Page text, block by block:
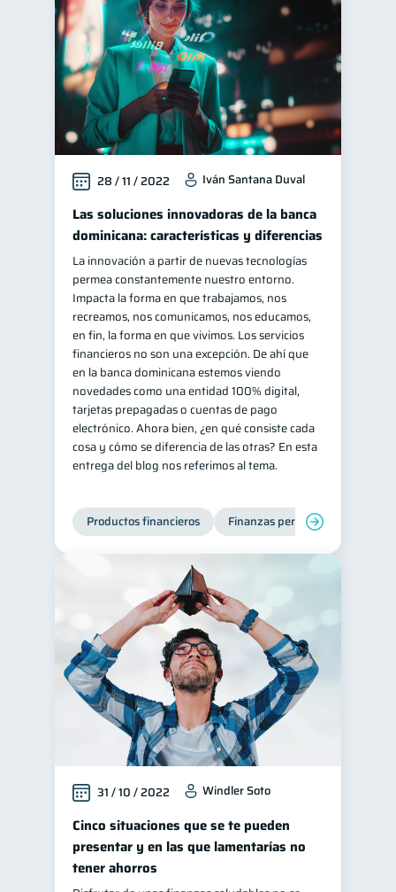
28 / 11 / 2022 Iván Santana Duval
Las soluciones innovadoras de la banca
dominicana: características y diferencias
La innovación a partir de nuevas tecnologías
permea constantemente nuestro entorno.
Impacta la forma en que trabajamos, nos
recreamos, nos comunicamos, nos educamos,
en fin, la forma en que vivimos. Los servicios
financieros no son una excepción. De ahí que
en la banca dominicana estemos viendo
novedades como una entidad 100% digital,
tarjetas prepagadas o cuentas de pago
electrónico. Ahora bien, ¿en qué consiste cada
cosa y cómo se diferencia de las otras? En esta
entrega del blog nos referimos al tema.
Productos financieros Finanzas personales
31 / 10 / 2022 Windler Soto
Cinco situaciones que se te pueden
presentar y en las que lamentarías no
tener ahorros